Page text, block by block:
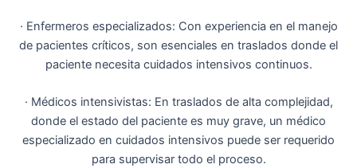
· Enfermeros especializados: Con experiencia en el manejo
de pacientes críticos, son esenciales en traslados donde el
paciente necesita cuidados intensivos continuos.
· Médicos intensivistas: En traslados de alta complejidad,
donde el estado del paciente es muy grave, un médico
especializado en cuidados intensivos puede ser requerido
para supervisar todo el proceso.